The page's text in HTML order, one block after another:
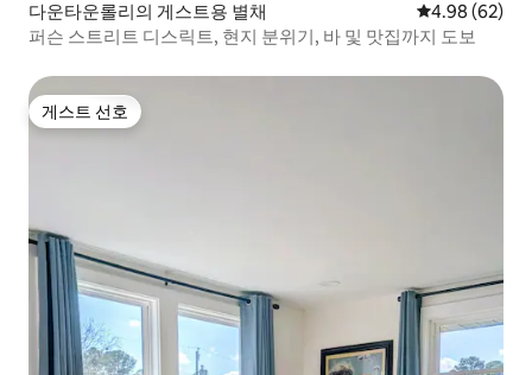
다운타운롤리의 게스트용 별채 평점 4.98점(5
4.98 (62)
퍼슨 스트리트 디스릭트, 현지 분위기, 바 및 맛집까지 도보
게스트 선호
게스트 선호